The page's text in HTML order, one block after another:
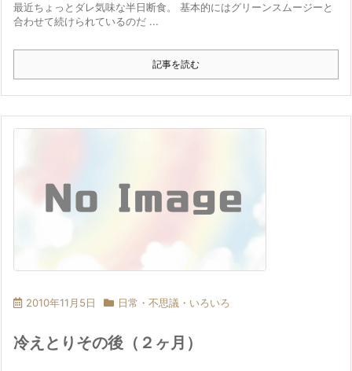
最近ちょっとダレ気味な半日断食。 基本的にはグリーンスムージーと
合わせて続けられているのだ ...
記事を読む
2010年11月5日 日常・不思議・いろいろ
冷えとりその後（２ヶ月）